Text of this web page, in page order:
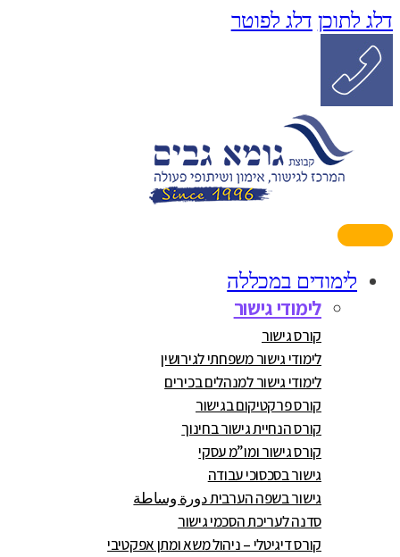
דלג לתוכן דלג לפוטר
לימודים במכללה
לימודי גישור
קורס גישור
לימודי גישור משפחתי לגירושין
לימודי גישור למנהלים בכירים
קורס פרקטיקום בגישור
קורס הנחיית גישור בחינוך
קורס גישור ומו”מ עסקי
גישור בסכסוכי עבודה
גישור בשפה הערבית دورة وساطة
סדנה לעריכת הסכמי גישור
קורס דיגיטלי – ניהול משא ומתן אפקטיבי